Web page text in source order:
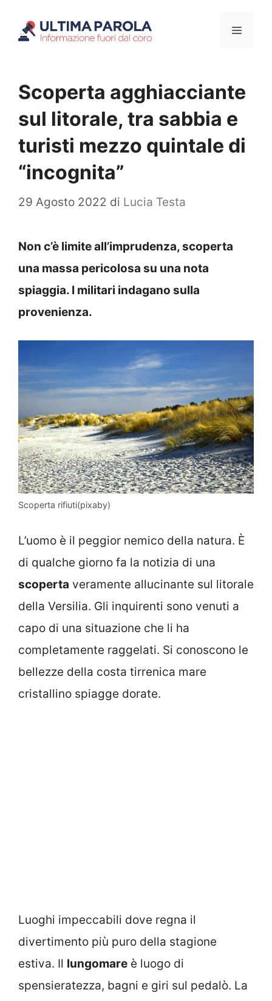
Menu
Scoperta agghiacciante
sul litorale, tra sabbia e
turisti mezzo quintale di
“incognita”
29 Agosto 2022 di Lucia Testa
Non c’è limite all’imprudenza, scoperta
una massa pericolosa su una nota
spiaggia. I militari indagano sulla
provenienza.
Scoperta rifiuti(pixaby)
L’uomo è il peggior nemico della natura. È
di qualche giorno fa la notizia di una
scoperta veramente allucinante sul litorale
della Versilia. Gli inquirenti sono venuti a
capo di una situazione che li ha
completamente raggelati. Si conoscono le
bellezze della costa tirrenica mare
cristallino spiagge dorate.
Luoghi impeccabili dove regna il
divertimento più puro della stagione
estiva. Il lungomare è luogo di
spensieratezza, bagni e giri sul pedalò. La